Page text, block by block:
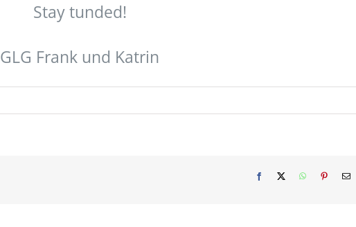
Stay tunded!
GLG Frank und Katrin
Facebook
X WhatsAppPinterestE-